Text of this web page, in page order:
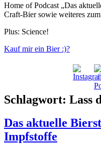
Home of Podcast „Das
Craft-Bier sowie weiteres
Plus: Science!
Kauf mir ein Bier :)?
Schlagwort: Lass
Das aktuelle
Impfstoffe